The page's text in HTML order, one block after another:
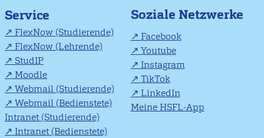
Service
FlexNow (Studierende)
FlexNow (Lehrende)
StudIP
Moodle
Webmail (Studierende)
Webmail (Bedienstete)
Intranet (Studierende)
Intranet (Bedienstete)
Soziale Netzwerke
Facebook
Youtube
Instagram
TikTok
LinkedIn
Meine HSFL-App